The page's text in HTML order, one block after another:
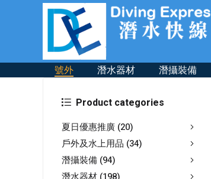
號外 潛水器材 潛攝裝備
Product categories
夏日優惠推廣 (20)
戶外及水上用品 (34)
潛攝裝備 (94)
潛水器材 (198)